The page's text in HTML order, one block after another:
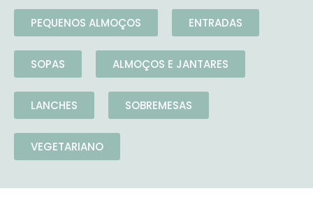
PEQUENOS ALMOÇOS ENTRADAS
SOPAS ALMOÇOS E JANTARES
LANCHES SOBREMESAS
VEGETARIANO